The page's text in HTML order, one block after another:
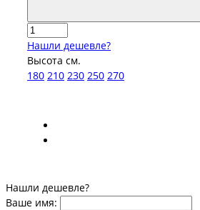
Нашли дешевле?
Высота см.
180 210 230 250 270
Нашли дешевле?
Ваше имя: